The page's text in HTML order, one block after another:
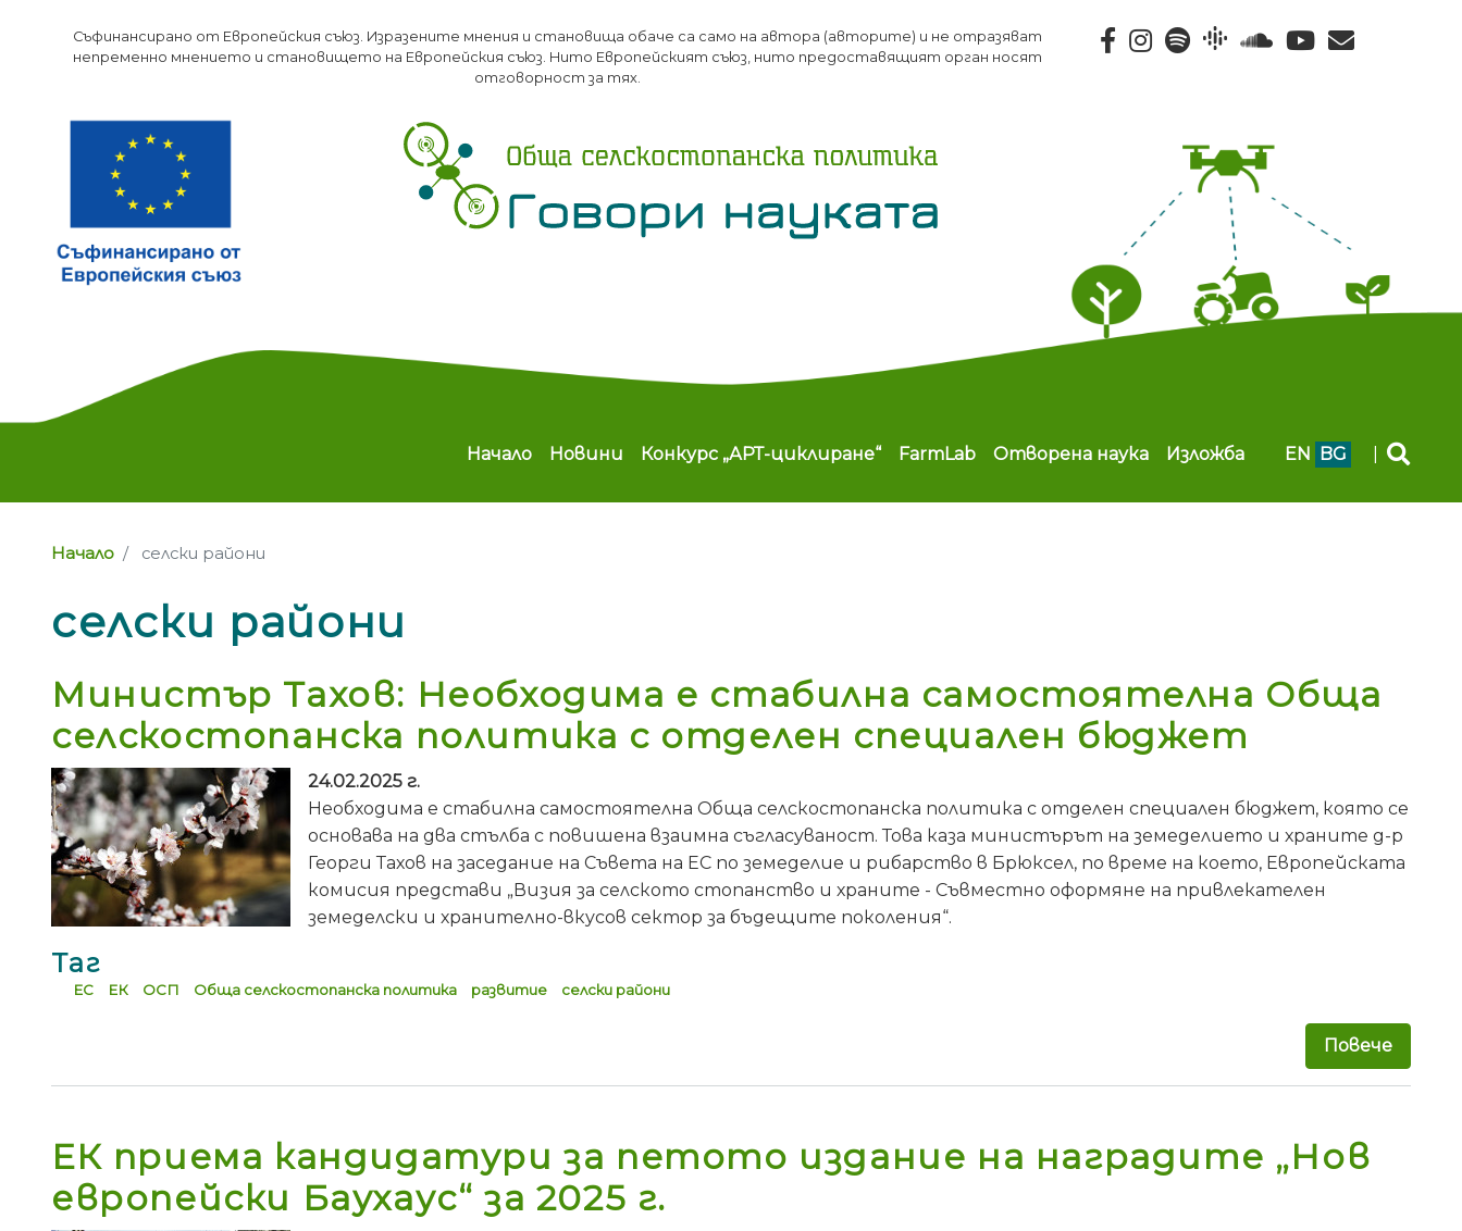
към
основното
Съфинансирано от Европейския съюз. Изразените мнения и становища обаче са само на автора (авторите) и не отразяват
непременно мнението и становището на Европейския съюз. Нито Европейският съюз, нито предоставящият орган носят
отговорност за тях.
Main navigation
Начало Новини Конкурс „АРТ-циклиране“ FarmLab Отворена наука Изложба EN BG
Начало селски райони
селски райони
Министър Тахов: Необходима е стабилна самостоятелна Обща
селскостопанска политика с отделен специален бюджет
24.02.2025 г.
Необходима е стабилна самостоятелна Обща селскостопанска политика с отделен специален бюджет, която се
основава на два стълба с повишена взаимна съгласуваност. Това каза министърът на земеделието и храните д-р
Георги Тахов на заседание на Съвета на ЕС по земеделие и рибарство в Брюксел, по време на което, Европейската
комисия представи „Визия за селското стопанство и храните - Съвместно оформяне на привлекателен
земеделски и хранително-вкусов сектор за бъдещите поколения“.
Таг
ЕС ЕК ОСП Обща селскостопанска политика развитие селски райони
Повече
ЕК приема кандидатури за петото издание на наградите „Нов
европейски Баухаус“ за 2025 г.